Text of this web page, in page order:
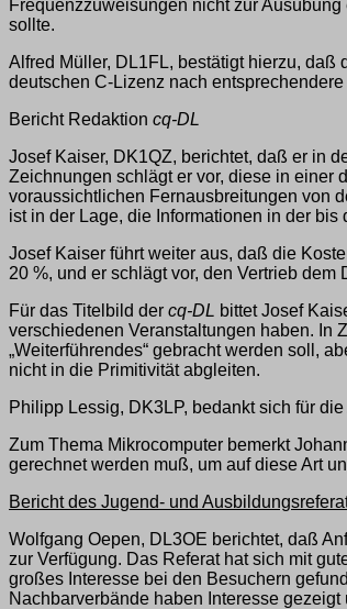
Frequenzzuweisungen nicht zur
sollte.
Alfred Müller, DL1FL, bestätigt hierzu,
deutschen C-Lizenz nach
Bericht Redaktion cq-DL
Josef Kaiser, DK1QZ, berichtet, daß er in
Zeichnungen schlägt er vor, diese in einer
voraussichtlichen Fernausbreitungen von
ist in der Lage, die Informationen in der
Josef Kaiser führt weiter aus, daß die
20 %, und er schlägt vor, den Vertrieb dem
Für das Titelbild der cq-DL bittet Josef
verschiedenen Veranstaltungen haben. In
„Weiterführendes“ gebracht werden soll,
nicht in die Primitivität abgleiten.
Philipp Lessig, DK3LP, bedankt sich für
Zum Thema Mikrocomputer bemerkt
gerechnet werden muß, um auf diese Art
Bericht des Jugend- und
Wolfgang Oepen, DL3OE berichtet, daß
zur Verfügung. Das Referat hat sich mit
großes Interesse bei den Besuchern
Nachbarverbände haben Interesse